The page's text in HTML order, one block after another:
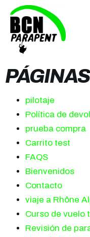
PÁGINAS
pilotaje
Política de
prueba compra
Carrito test
FAQS
Bienvenidos
Contacto
viaje a Rhône
Curso de vuelo
Revisión de